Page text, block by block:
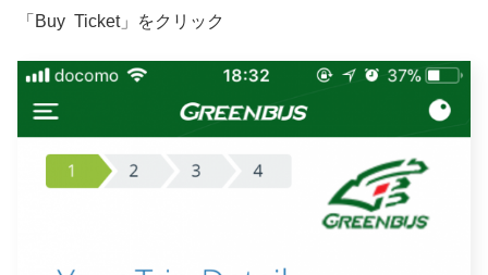
「Buy Ticket」をクリック